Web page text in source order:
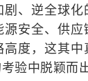
、逆全球化
安全、供
度，这其
验中脱颖而出